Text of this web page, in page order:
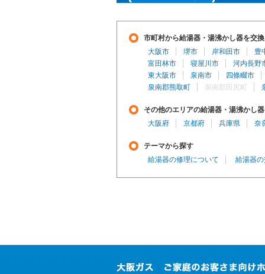
市町村から給湯器・湯沸かし器を交
大阪市
堺市 岸和田市
豊
富田林市
寝屋川市
河内長野
東大阪市
泉南市
四條畷市
泉南郡熊取町
泉南郡田尻町
その他のエリアの給湯器・湯沸かし
大阪府
京都府 兵庫県 奈
テーマから探す
給湯器の修理について
給湯器